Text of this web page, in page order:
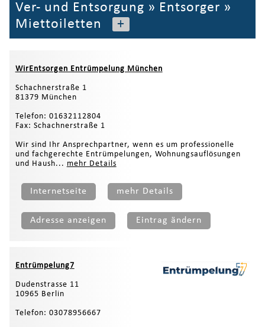
Ver- und Entsorgung » Entsorger »
Miettoiletten
+
WirEntsorgen Entrümpelung München
Schachnerstraße 1
81379 München
Telefon: 01632112804
Fax: Schachnerstraße 1
Wir sind Ihr Ansprechpartner, wenn es um professionelle
und fachgerechte Entrümpelungen, Wohnungsauflösungen
und Haush... mehr Details
Internetseite mehr Details
Adresse anzeigen Eintrag ändern
Entrümpelung7
Dudenstrasse 11
10965 Berlin
Telefon: 03078956667